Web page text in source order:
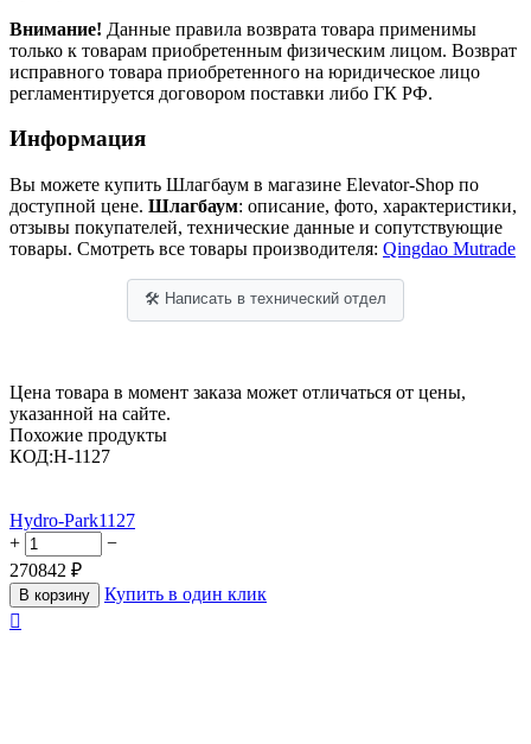
Внимание! Данные правила возврата товара применимы
только к товарам приобретенным физическим лицом. Возврат
исправного товара приобретенного на юридическое лицо
регламентируется договором поставки либо ГК РФ.
Информация
Вы можете купить Шлагбаум в магазине Elevator-Shop по
доступной цене. Шлагбаум: описание, фото, характеристики,
отзывы покупателей, технические данные и сопутствующие
товары. Смотреть все товары производителя: Qingdao Mutrade
🛠 Написать в технический отдел
Цена товара в момент заказа может отличаться от цены,
указанной на сайте.
Похожие продукты
КОД:H-1127
Hydro-Park1127
+
−
270842 ₽
В корзину
Купить в один клик
